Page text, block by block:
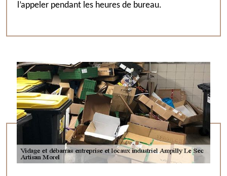
l’appeler pendant les heures de bureau.